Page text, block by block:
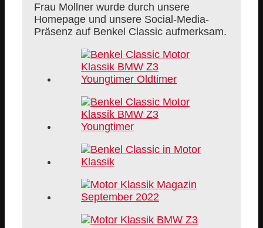
Frau Mollner wurde durch unsere
Homepage und unsere Social-Media-
Präsenz auf Benkel Classic aufmerksam.